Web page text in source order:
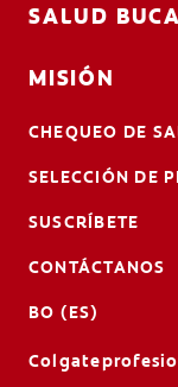
SALUD
MISIÓN
CHEQUEO DE
SELECCIÓN DE
SUSCRÍBETE
CONTÁCTANOS
BO (ES)